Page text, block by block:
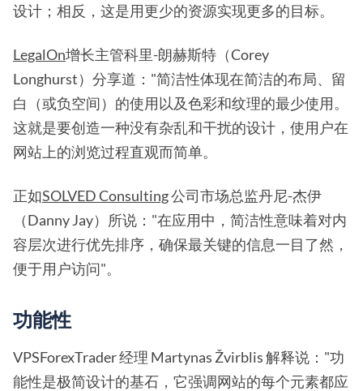
设计；相反，这是用更少的资源实现更多的目标。
LegalOn增长主管科里-朗赫斯特（Corey
Longhurst）分享道："简洁性体现在简洁的布局、留
白（或负空间）的使用以及色彩和纹理的最少使用。
这就是要创造一种没有杂乱和干扰的设计，使用户在
网站上的浏览过程直观而简单。
正如SOLVED Consulting公司市场总监丹尼-杰伊
（Danny Jay）所说："在应用中，简洁性意味着对内
容层次进行优先排序，确保最关键的信息一目了然，
便于用户访问"。
功能性
VPSForexTrader 经理 Martynas Žvirblis 解释说："功
能性是极简设计的基石，它强调网站的每个元素都应